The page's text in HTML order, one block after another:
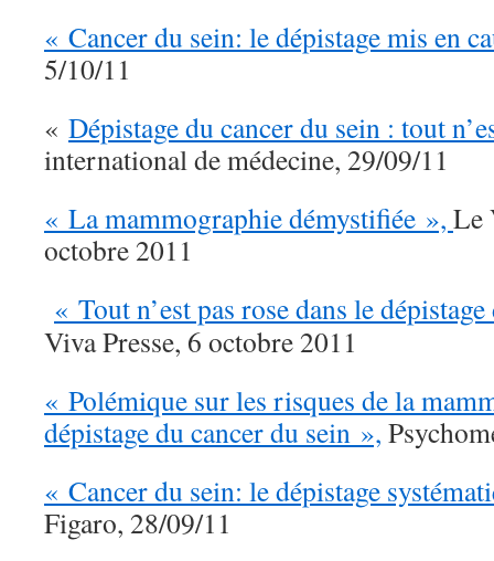
« Cancer du sein: le dépistage mis en
5/10/11
« Dépistage du cancer du sein : tout
international de médecine, 29/09/11
« La mammographie démystifiée », Le
octobre 2011
« Tout n’est pas rose dans le
Viva Presse, 6 octobre 2011
« Polémique sur les risques de la
dépistage du cancer du sein »,
« Cancer du sein: le dépistage
Figaro, 28/09/11